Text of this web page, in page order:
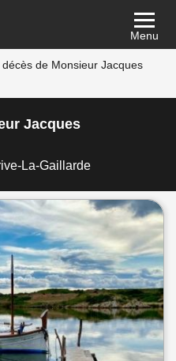
Menu
décès de Monsieur Jacques
Jacques
La-Gaillarde